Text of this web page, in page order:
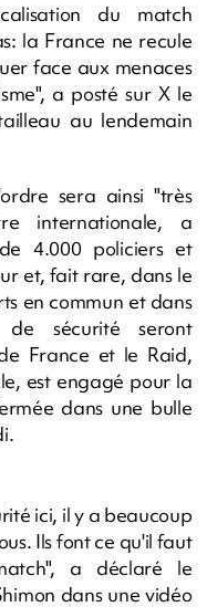
du match
la France ne recule
face aux menaces
a posté sur X le
au lendemain
sera ainsi "très
internationale, a
4.000 policiers et
et, fait rare, dans le
en commun et dans
de sécurité seront
France et le Raid,
est engagé pour la
dans une bulle
ici, il y a beaucoup
Ils font ce qu'il faut
a déclaré le
dans une vidéo